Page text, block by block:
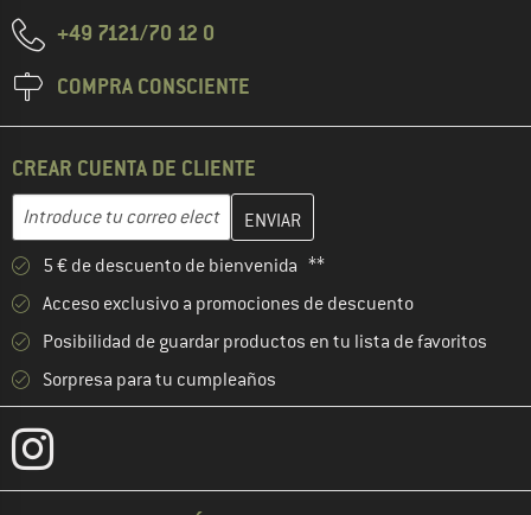
+49 7121/70 12 0
COMPRA CONSCIENTE
CREAR CUENTA DE CLIENTE
Dirección de correo electrónico
Introduce aquí tu dirección de correo electrónico y crea tu
5 € de descuento de bienvenida **
Acceso exclusivo a promociones de descuento
Posibilidad de guardar productos en tu lista de favoritos
Sorpresa para tu cumpleaños